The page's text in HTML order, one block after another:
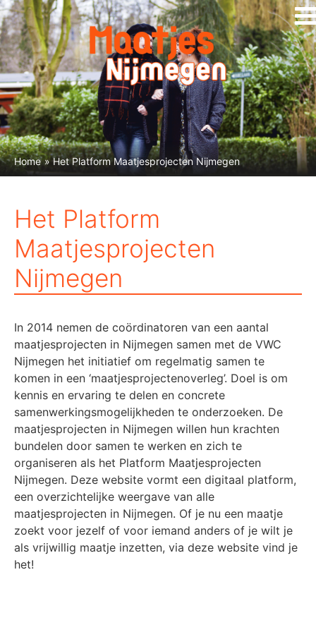
Home » Het Platform Maatjesprojecten Nijmegen
Het Platform
Maatjesprojecten
Nijmegen
In 2014 nemen de coördinatoren van een aantal
maatjesprojecten in Nijmegen samen met de VWC
Nijmegen het initiatief om regelmatig samen te
komen in een ‘maatjesprojectenoverleg’. Doel is om
kennis en ervaring te delen en concrete
samenwerkingsmogelijkheden te onderzoeken. De
maatjesprojecten in Nijmegen willen hun krachten
bundelen door samen te werken en zich te
organiseren als het Platform Maatjesprojecten
Nijmegen. Deze website vormt een digitaal platform,
een overzichtelijke weergave van alle
maatjesprojecten in Nijmegen. Of je nu een maatje
zoekt voor jezelf of voor iemand anders of je wilt je
als vrijwillig maatje inzetten, via deze website vind je
het!